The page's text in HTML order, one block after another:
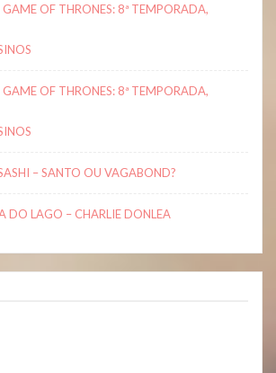
GAME OF THRONES: 8ª TEMPORADA,
GAME OF THRONES: 8ª TEMPORADA,
– SANTO OU VAGABOND?
DO LAGO – CHARLIE DONLEA